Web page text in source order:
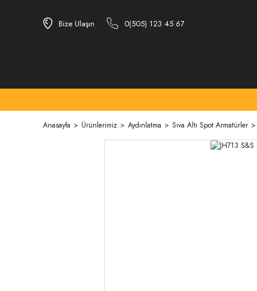
Bize Ulaşın 0(505) 123 45 67
Anasayfa Ürünlerimiz Aydınlatma Sıva Altı Spot Armatürler